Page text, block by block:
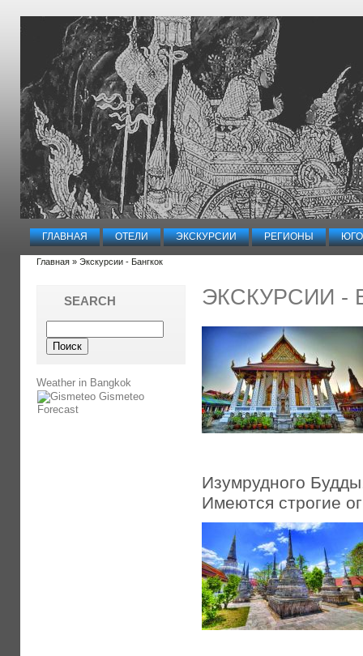
ГЛАВНАЯ ОТЕЛИ ЭКСКУРСИИ РЕГИОНЫ
Главная » Экскурсии - Бангкок
ЭКСКУРСИИ -
Изумрудного
Имеются строгие
SEARCH
Weather in Bangkok
Gismeteo
Forecast